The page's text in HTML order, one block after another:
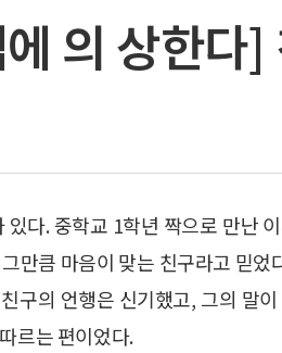
의 상한다]
다. 중학교 1학년 짝으로 만난
만큼 마음이 맞는 친구라고 믿었
구의 언행은 신기했고, 그의 말
르는 편이었다.